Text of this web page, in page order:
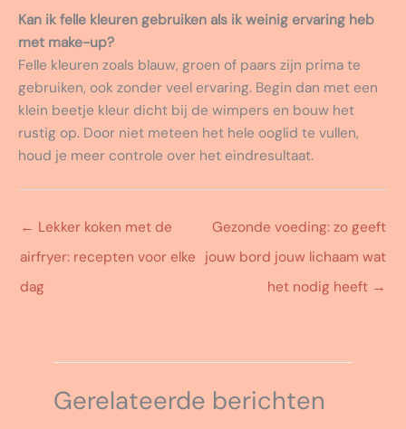
Kan ik felle kleuren gebruiken als ik weinig ervaring heb
met make-up?
Felle kleuren zoals blauw, groen of paars zijn prima te
gebruiken, ook zonder veel ervaring. Begin dan met een
klein beetje kleur dicht bij de wimpers en bouw het
rustig op. Door niet meteen het hele ooglid te vullen,
houd je meer controle over het eindresultaat.
← Lekker koken met de
airfryer: recepten voor elke
dag
Gezonde voeding: zo geeft
jouw bord jouw lichaam wat
het nodig heeft →
Gerelateerde berichten